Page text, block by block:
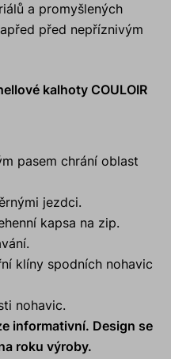
a promyšlených
před nepříznivým
kalhoty COULOIR
pasem chrání oblast
jezdci.
kapsa na zip.
klíny spodních nohavic
nohavic.
informativní. Design se
roku výroby.